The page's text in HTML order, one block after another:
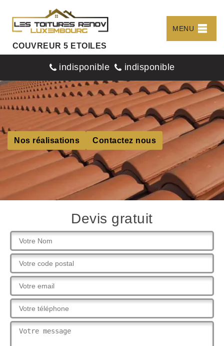
COUVREUR 5 ETOILES
MENU
indisponible indisponible
Nos réalisations Contactez nous
Devis gratuit